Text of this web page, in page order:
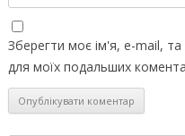
Зберегти моє ім'я, e-mail, та
для моїх подальших